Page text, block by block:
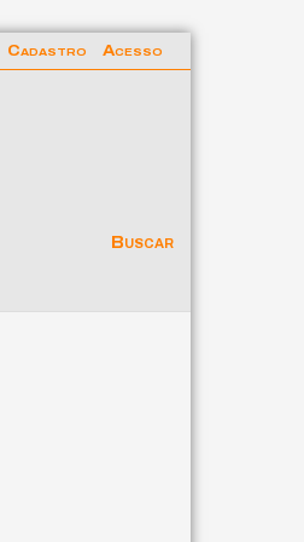
Buscar
Cadastro Acesso